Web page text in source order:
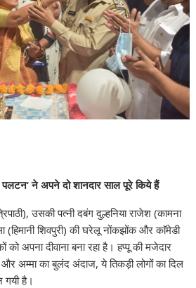
पलटन‘ ने अपने दो शानदार साल पूरे किये हैं
उसकी पत्नी दबंग दुल्हनिया राजेश (कामना
(हिमानी शिवपुरी) की घरेलू नोंकझोंक और काॅमेडी
अपना दीवाना बना रहा है। हप्पू की मजेदार
अम्मा का बुलंद अंदाज, ये तिकड़ी लोगों का दिल
गयी है।